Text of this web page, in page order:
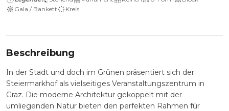
Gala / Bankett
Kreis
Beschreibung
In der Stadt und doch im Grünen präsentiert sich der
Steiermarkhof als vielseitiges Veranstaltungszentrum in
Graz. Die moderne Architektur gekoppelt mit der
umliegenden Natur bieten den perfekten Rahmen für